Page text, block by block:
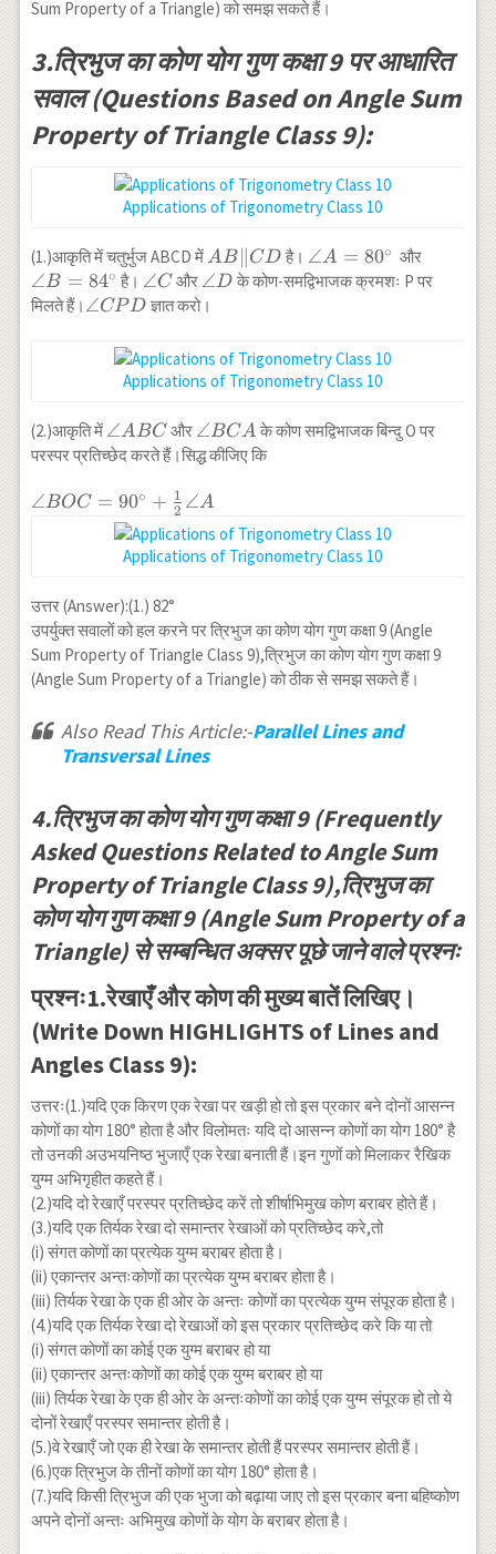
\Rightarrow
\frac{1}{2}
\angle P Q
R+\frac{1}
{2} \angle
Q P
Q R+\angle
\angle T Q
R+\frac{1}
{2} \angle
R=\angle T
Q R+\angle
{2} \angle Q P
Sum Property of a Triangle) को समझ सकते हैं।
3.त्रिभुज का कोण योग गुण कक्षा 9 पर आधारित
सवाल (Questions Based on Angle Sum
Property of Triangle Class 9):
Applications of Trigonometry Class 10
(1.)आकृति में चतुर्भुज ABCD मेंAB
\|
CD
AB CD है। \angle
A=80^{\circ}
∠A = 80∘ और\angle
∠B = 84∘ है। \angle
C
∠C और \angle
D
∠D के कोण-समद्विभाजक क्रमशः P पर
मिलते हैं। \angle
∠CPD ज्ञात करो।
Applications of Trigonometry Class 10
(2.)आकृति में \angle
ABC
∠ABC और \angle
BCA
∠BCA के कोण समद्विभाजक बिन्दु O पर
परस्पर प्रतिच्छेद करते हैं।सिद्ध कीजिए कि
\angle
BOC=90^{\circ}+\frac{1}
{2} \angle A
∠BOC = 90∘ + 2
1 ∠A
Applications of Trigonometry Class 10
उत्तर (Answer):(1.) 82°
उपर्युक्त सवालों को हल करने पर त्रिभुज का कोण योग गुण कक्षा 9 (Angle
Sum Property of Triangle Class 9),त्रिभुज का कोण योग गुण कक्षा 9
(Angle Sum Property of a Triangle) को ठीक से समझ सकते हैं।
Also Read This Article:-Parallel Lines and
Transversal Lines
4.त्रिभुज का कोण योग गुण कक्षा 9 (Frequently
Asked Questions Related to Angle Sum
Property of Triangle Class 9),त्रिभुज का
कोण योग गुण कक्षा 9 (Angle Sum Property of a
Triangle) से सम्बन्धित अक्सर पूछे जाने वाले प्रश्नः
प्रश्नः1.रेखाएँ और कोण की मुख्य बातें लिखिए।
(Write Down HIGHLIGHTS of Lines and
Angles Class 9):
उत्तरः(1.)यदि एक किरण एक रेखा पर खड़ी हो तो इस प्रकार बने दोनों आसन्न
कोणों का योग 180° होता है और विलोमतः यदि दो आसन्न कोणों का योग 180° है
तो उनकी अउभयनिष्ठ भुजाएँ एक रेखा बनाती हैं।इन गुणों को मिलाकर रैखिक
युग्म अभिगृहीत कहते हैं।
(2.)यदि दो रेखाएँ परस्पर प्रतिच्छेद करें तो शीर्षाभिमुख कोण बराबर होते हैं।
(3.)यदि एक तिर्यक रेखा दो समान्तर रेखाओं को प्रतिच्छेद करे,तो
(i) संगत कोणों का प्रत्येक युग्म बराबर होता है।
(ii) एकान्तर अन्तःकोणों का प्रत्येक युग्म बराबर होता है।
(iii) तिर्यक रेखा के एक ही ओर के अन्तः कोणों का प्रत्येक युग्म संपूरक होता है।
(4.)यदि एक तिर्यक रेखा दो रेखाओं को इस प्रकार प्रतिच्छेद करे कि या तो
(i) संगत कोणों का कोई एक युग्म बराबर हो या
(ii) एकान्तर अन्तःकोणों का कोई एक युग्म बराबर हो या
(iii) तिर्यक रेखा के एक ही ओर के अन्तःकोणों का कोई एक युग्म संपूरक हो तो ये
दोनों रेखाएँ परस्पर समान्तर होती है।
(5.)वे रेखाएँ जो एक ही रेखा के समान्तर होती हैं परस्पर समान्तर होती हैं।
(6.)एक त्रिभुज के तीनों कोणों का योग 180° होता है।
(7.)यदि किसी त्रिभुज की एक भुजा को बढ़ाया जाए तो इस प्रकार बना बहिष्कोण
अपने दोनों अन्तः अभिमुख कोणों के योग के बराबर होता है।